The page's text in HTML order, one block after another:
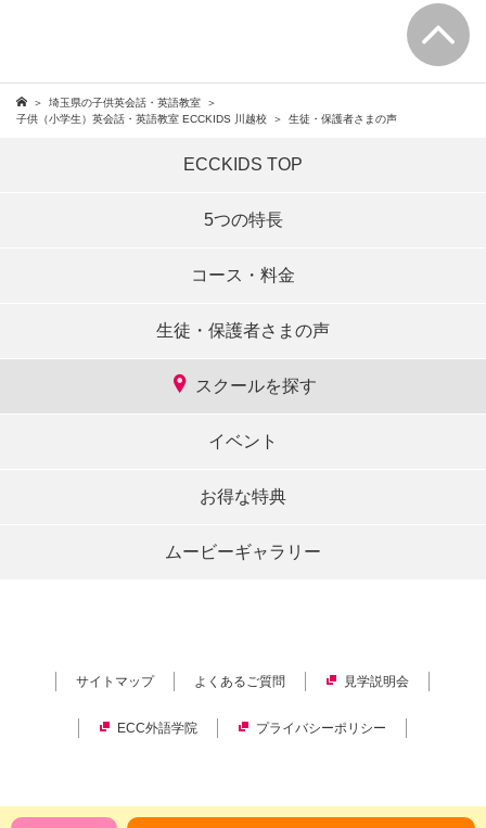
埼玉県の子供英会話・英語教室
子供（小学生）英会話・英語教室 ECCKIDS 川越校
生徒・保護者さまの声
ECCKIDS TOP
5つの特長
コース・料金
生徒・保護者さまの声
スクールを探す
イベント
お得な特典
ムービーギャラリー
サイトマップ よくあるご質問 見学説明会
ECC外語学院 プライバシーポリシー